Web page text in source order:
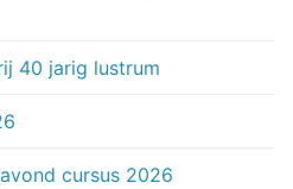
40 jarig lustrum
cursus 2026